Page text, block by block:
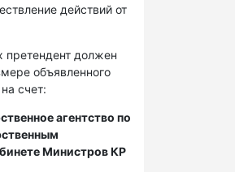
действий от
претендент должен
объявленного
счет:
агентство по
Министров КР